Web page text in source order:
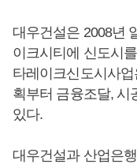
대우건설은 2008년
이크시티에 신도시
타레이크신도시사업
획부터 금융조달, 시
있다.
대우건설과 산업은